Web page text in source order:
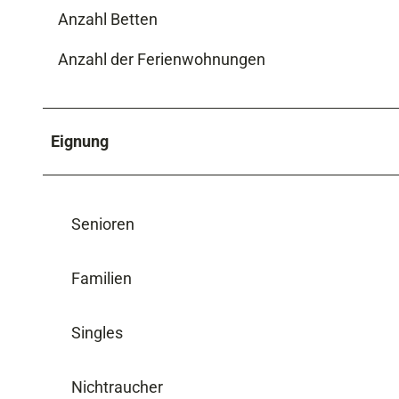
Anzahl Betten
Anzahl der Ferienwohnungen
Eignung
Senioren
Familien
Singles
Nichtraucher